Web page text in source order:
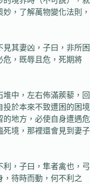
，了解萬物變化法則，
其妻凶，子曰，非所困
危，既辱且危，死期將
中，左右佈滿蒺藜，回
投於本來不致遭困的困境
的地方，必使自身遭遇危
死境，那裡還會見到妻子
，子曰，隼者禽也，弓
待時而動，何不利之